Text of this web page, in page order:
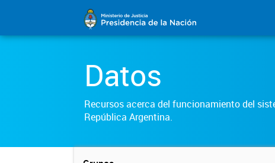
Datos
Recursos acerca del funcionamiento del
República Argentina.